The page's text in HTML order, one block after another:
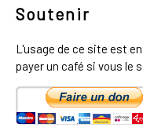
Soutenir
L'usage de ce site est
payer un café si vous le